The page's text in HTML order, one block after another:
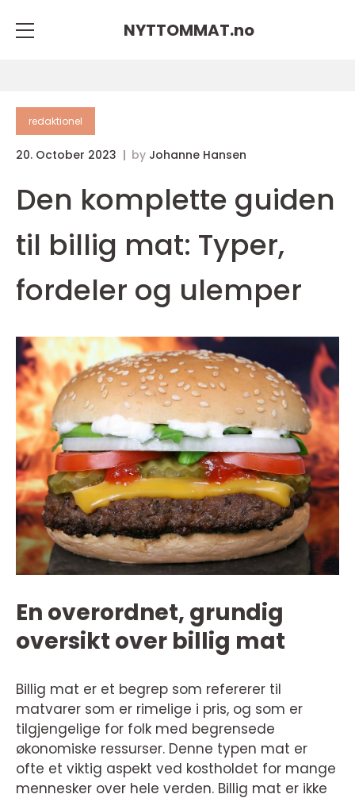
NYTTOMMAT.no
redaktionel
20. October 2023 by Johanne Hansen
Den komplette guiden
til billig mat: Typer,
fordeler og ulemper
En overordnet, grundig
oversikt over billig mat
Billig mat er et begrep som refererer til
matvarer som er rimelige i pris, og som er
tilgjengelige for folk med begrensede
økonomiske ressurser. Denne typen mat er
ofte et viktig aspekt ved kostholdet for mange
mennesker over hele verden. Billig mat er ikke